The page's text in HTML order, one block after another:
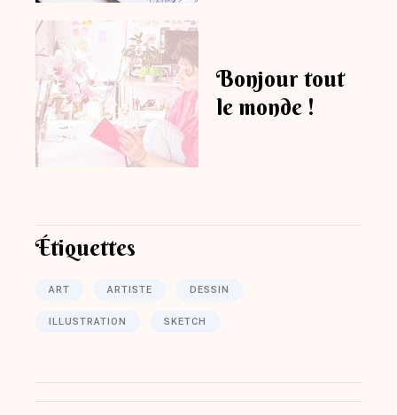
Bonjour tout
le monde !
Étiquettes
ART ARTISTE DESSIN
ILLUSTRATION SKETCH